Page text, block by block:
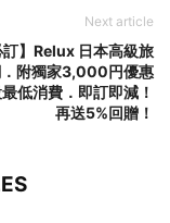
Next article
訂】Relux 日本高級旅
附獨家3,000円優惠
低消費．即訂即減！
再送5%回贈！